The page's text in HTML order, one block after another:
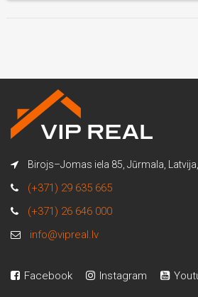
Birojs–Jomas iela 85, Jūrmala,
(+371) 29 635 665
(+371) 26 646 000
info@vipreal.lv
Facebook Instagram